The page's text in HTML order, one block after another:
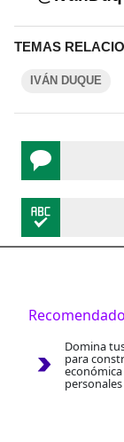
TEMAS
IVÁN DUQUE
Domina
para
personales